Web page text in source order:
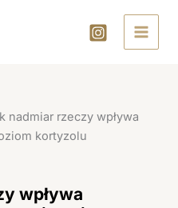
nadmiar rzeczy wpływa
kortyzolu
wpływa